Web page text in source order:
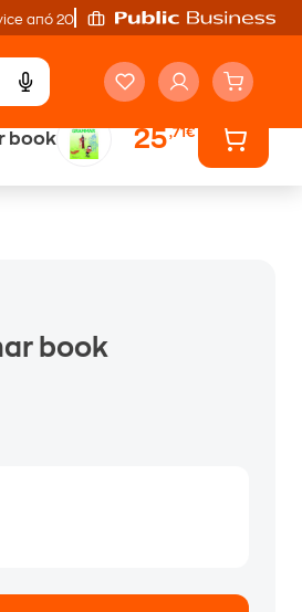
από 20'
book 25,71€
book